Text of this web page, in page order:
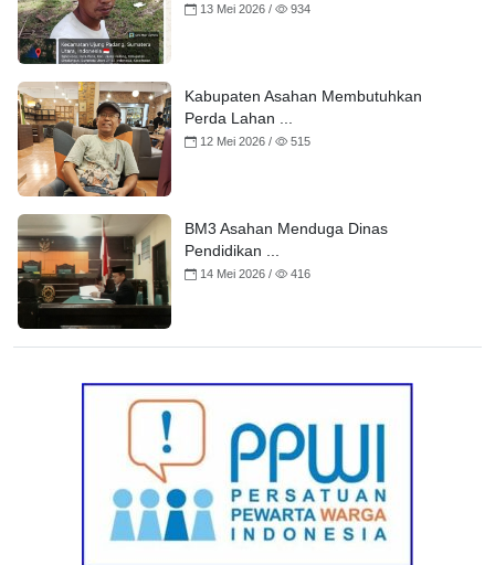
13 Mei 2026 / 934
Kabupaten Asahan Membutuhkan
Perda Lahan ...
12 Mei 2026 / 515
BM3 Asahan Menduga Dinas
Pendidikan ...
14 Mei 2026 / 416